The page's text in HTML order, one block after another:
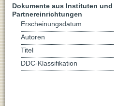
Dokumente aus Instituten und
Partnereinrichtungen
Erscheinungsdatum
Autoren
Titel
DDC-Klassifikation